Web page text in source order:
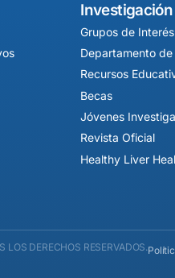
Grupos de Interés
Departamento
Recursos
Becas
Jóvenes
Revista Oficial
Healthy Liver
DERECHOS RESERVADOS.